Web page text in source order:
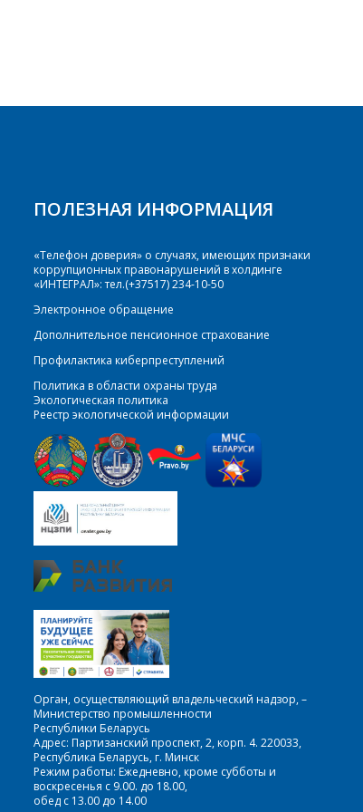
ПОЛЕЗНАЯ ИНФОРМАЦИЯ
«Телефон доверия» о случаях, имеющих признаки
коррупционных правонарушений в холдинге
«ИНТЕГРАЛ»: тел.(+37517) 234-10-50
Электронное обращение
Дополнительное пенсионное страхование
Профилактика киберпреступлений
Политика в области охраны труда
Экологическая политика
Реестр экологической информации
Орган, осуществляющий владельческий надзор, –
Министерство промышленности
Республики Беларусь
Адрес: Партизанский проспект, 2, корп. 4. 220033,
Республика Беларусь, г. Минск
Режим работы: Ежедневно, кроме субботы и
воскресенья с 9.00. до 18.00,
обед с 13.00 до 14.00